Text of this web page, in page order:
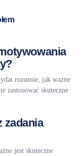
rozumie, jak ważne
zastosować skuteczne
zadania
jest skuteczne